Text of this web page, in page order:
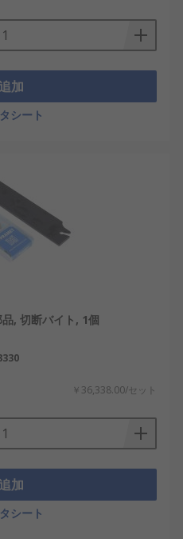
加
シート
, 切断バイト, 1個
￥36,338.00/セット
加
シート